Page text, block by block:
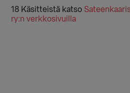
18 Käsitteistä katso
ry:n verkkosivuilla